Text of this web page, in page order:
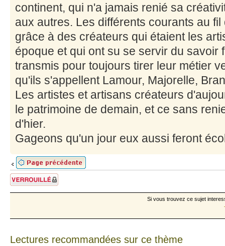
continent, qui n'a jamais renié sa
aux autres. Les différents courants au
grâce à des créateurs qui étaient les
époque et qui ont su se servir du savoir
transmis pour toujours tirer leur métier
qu'ils s'appellent Lamour, Majorelle,
Les artistes et artisans créateurs
le patrimoine de demain, et ce sans
d'hier.
Gageons qu'un jour eux aussi feront
Sujet verrouillé
Si vous trouvez ce sujet
Lectures recommandées sur ce thème